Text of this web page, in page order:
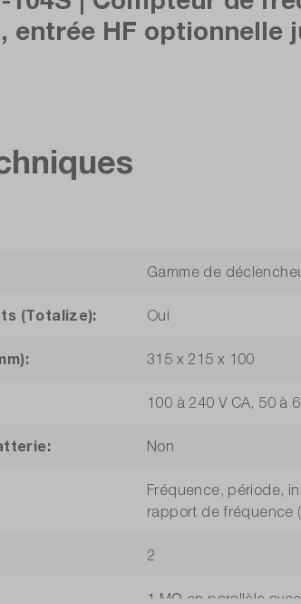
entrée HF optionnelle
Gamme de
(Totalize): Oui
315 x 215 x 100
100 à 240 V CA, 50 à
Non
Fréquence, période,
rapport de fréquence
2
1 MΩ en parallèle